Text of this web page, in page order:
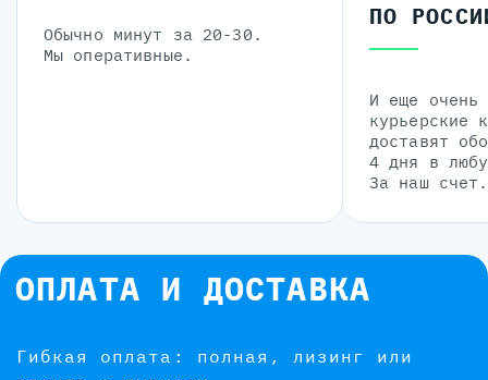
Обычно минут за 20-30.
Мы оперативные.
ПО
И еще очень
курьерские
доставят
4 дня в
За наш счет.
ОПЛАТА И ДОСТАВКА
Гибкая оплата: полная, лизинг или